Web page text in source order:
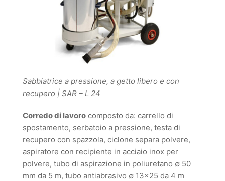
Sabbiatrice a pressione, a getto libero e con
recupero | SAR – L 24
Corredo di lavoro composto da: carrello di
spostamento, serbatoio a pressione, testa di
recupero con spazzola, ciclone separa polvere,
aspiratore con recipiente in acciaio inox per
polvere, tubo di aspirazione in poliuretano ∅ 50
mm da 5 m, tubo antiabrasivo ∅ 13×25 da 4 m